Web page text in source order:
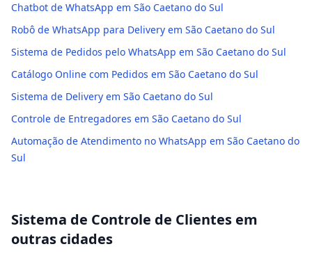
Chatbot de WhatsApp em São Caetano do Sul
Robô de WhatsApp para Delivery em São Caetano do Sul
Sistema de Pedidos pelo WhatsApp em São Caetano do Sul
Catálogo Online com Pedidos em São Caetano do Sul
Sistema de Delivery em São Caetano do Sul
Controle de Entregadores em São Caetano do Sul
Automação de Atendimento no WhatsApp em São Caetano do
Sul
Sistema de Controle de Clientes em
outras cidades